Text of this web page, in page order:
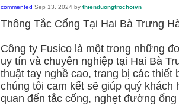
commented Sep 13, 2024 by thienduongtrochoivn
Thông Tắc Cống Tại Hai Bà Trưng
Công ty Fusico là một trong những
uy tín và chuyên nghiệp tại Hai Bà
thuật tay nghề cao, trang bị các thiết
chúng tôi cam kết sẽ giúp quý
quan đến tắc cống, nghẹt đường